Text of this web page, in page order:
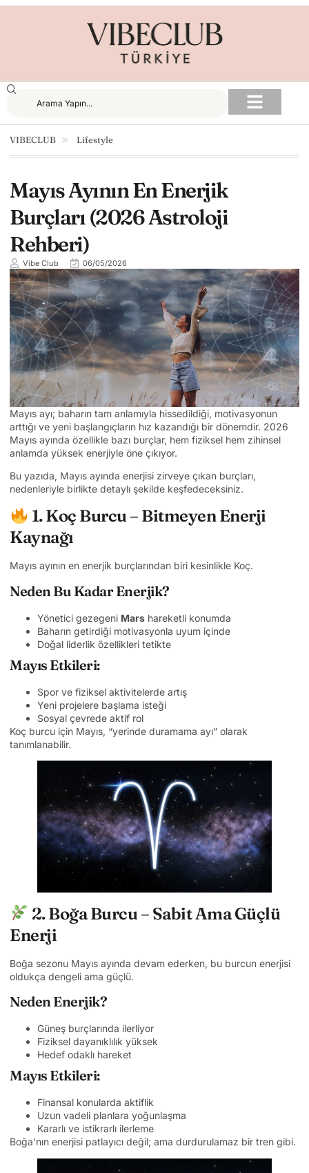
VIBECLUB Lifestyle
Mayıs Ayının En Enerjik
Burçları (2026 Astroloji
Rehberi)
Vibe Club 06/05/2026
Mayıs ayı; baharın tam anlamıyla hissedildiği, motivasyonun
arttığı ve yeni başlangıçların hız kazandığı bir dönemdir. 2026
Mayıs ayında özellikle bazı burçlar, hem fiziksel hem zihinsel
anlamda yüksek enerjiyle öne çıkıyor.
Bu yazıda, Mayıs ayında enerjisi zirveye çıkan burçları,
nedenleriyle birlikte detaylı şekilde keşfedeceksiniz.
1. Koç Burcu – Bitmeyen Enerji
Kaynağı
Mayıs ayının en enerjik burçlarından biri kesinlikle Koç.
Neden Bu Kadar Enerjik?
Yönetici gezegeni Mars hareketli konumda
Baharın getirdiği motivasyonla uyum içinde
Doğal liderlik özellikleri tetikte
Mayıs Etkileri:
Spor ve fiziksel aktivitelerde artış
Yeni projelere başlama isteği
Sosyal çevrede aktif rol
Koç burcu için Mayıs, “yerinde duramama ayı” olarak
tanımlanabilir.
2. Boğa Burcu – Sabit Ama Güçlü
Enerji
Boğa sezonu Mayıs ayında devam ederken, bu burcun enerjisi
oldukça dengeli ama güçlü.
Neden Enerjik?
Güneş burçlarında ilerliyor
Fiziksel dayanıklılık yüksek
Hedef odaklı hareket
Mayıs Etkileri:
Finansal konularda aktiflik
Uzun vadeli planlara yoğunlaşma
Kararlı ve istikrarlı ilerleme
Boğa’nın enerjisi patlayıcı değil; ama durdurulamaz bir tren gibi.